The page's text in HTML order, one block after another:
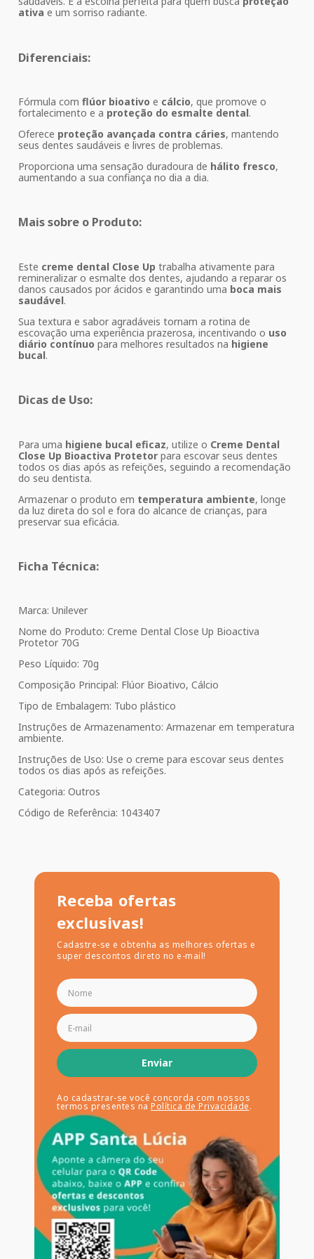
ativa e um sorriso radiante.
Diferenciais:
Fórmula com flúor bioativo e cálcio, que promove o
fortalecimento e a proteção do esmalte dental.
Oferece proteção avançada contra cáries, mantendo
seus dentes saudáveis e livres de problemas.
Proporciona uma sensação duradoura de hálito fresco,
aumentando a sua confiança no dia a dia.
Mais sobre o Produto:
Este creme dental Close Up trabalha ativamente para
remineralizar o esmalte dos dentes, ajudando a reparar os
danos causados por ácidos e garantindo uma boca mais
saudável.
Sua textura e sabor agradáveis tornam a rotina de
escovação uma experiência prazerosa, incentivando o uso
diário contínuo para melhores resultados na higiene
bucal.
Dicas de Uso:
Para uma higiene bucal eficaz, utilize o Creme Dental
Close Up Bioactiva Protetor para escovar seus dentes
todos os dias após as refeições, seguindo a recomendação
do seu dentista.
Armazenar o produto em temperatura ambiente, longe
da luz direta do sol e fora do alcance de crianças, para
preservar sua eficácia.
Ficha Técnica:
Marca: Unilever
Nome do Produto: Creme Dental Close Up Bioactiva
Protetor 70G
Peso Líquido: 70g
Composição Principal: Flúor Bioativo, Cálcio
Tipo de Embalagem: Tubo plástico
Instruções de Armazenamento: Armazenar em temperatura
ambiente.
Instruções de Uso: Use o creme para escovar seus dentes
todos os dias após as refeições.
Categoria: Outros
Código de Referência: 1043407
Receba ofertas
exclusivas!
Cadastre-se e obtenha as melhores ofertas e
super descontos direto no e-mail!
Enviar
Ao cadastrar-se você concorda com nossos
termos presentes na Política de Privacidade.